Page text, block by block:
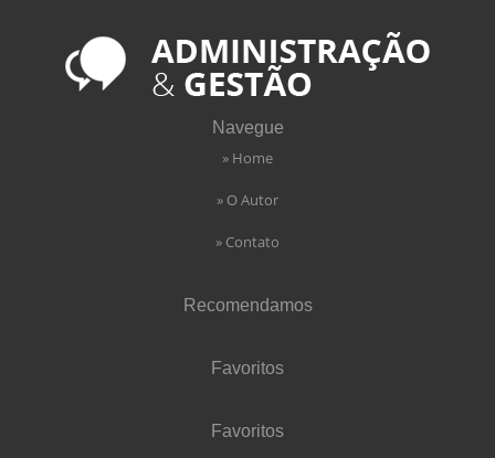
Navegue
» Home
» O Autor
» Contato
Recomendamos
Favoritos
Favoritos